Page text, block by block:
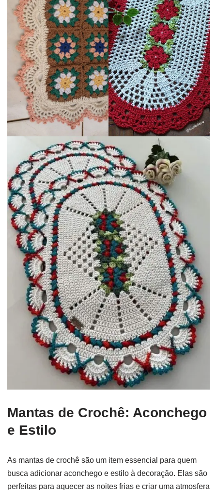
Mantas de Crochê: Aconchego
e Estilo
As mantas de crochê são um item essencial para quem
busca adicionar aconchego e estilo à decoração. Elas são
perfeitas para aquecer as noites frias e criar uma atmosfera